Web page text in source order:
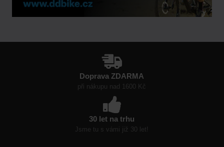
Doprava ZDARMA
při nákupu nad 1600 Kč
30 let na trhu
Jsme tu s vámi již 30 let!